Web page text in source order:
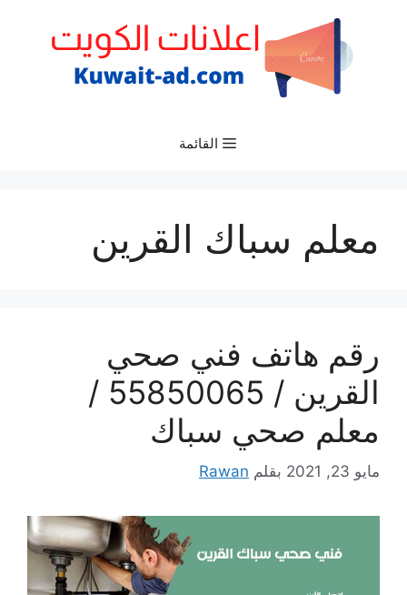
القائمة
معلم سباك القرين
رقم هاتف فني صحي
القرين / 55850065 /
معلم صحي سباك
مايو 23, 2021 بقلم Rawan